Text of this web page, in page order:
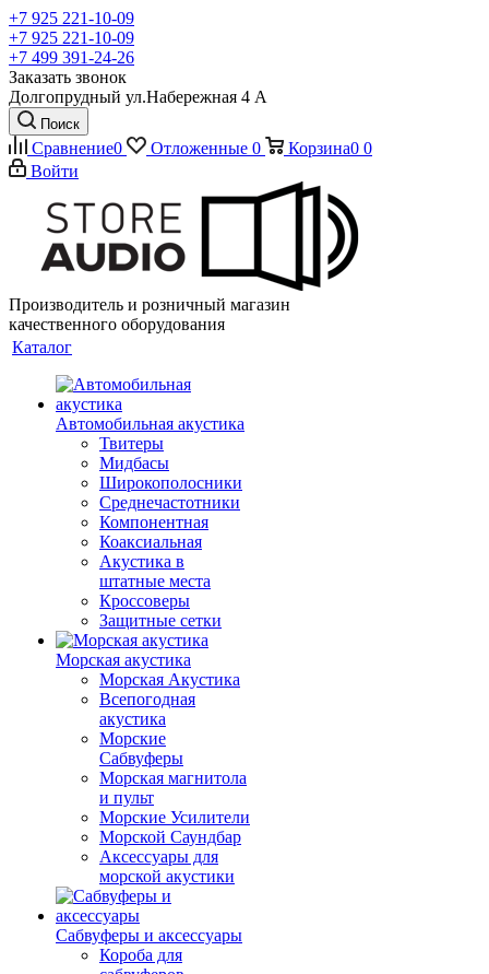
+7 925 221-10-09
+7 925 221-10-09
+7 499 391-24-26
Заказать звонок
Долгопрудный ул.Набережная 4 А
Поиск
Сравнение0 Отложенные 0 Корзина0 0
Войти
Производитель и розничный магазин
качественного оборудования
Каталог
Автомобильная акустика
Твитеры
Мидбасы
Широкополосники
Среднечастотники
Компонентная
Коаксиальная
Акустика в
штатные места
Кроссоверы
Защитные сетки
Морская акустика
Морская Акустика
Всепогодная
акустика
Морские
Сабвуферы
Морская магнитола
и пульт
Морские Усилители
Морской Cаундбар
Аксессуары для
морской акустики
Сабвуферы и аксессуары
Короба для